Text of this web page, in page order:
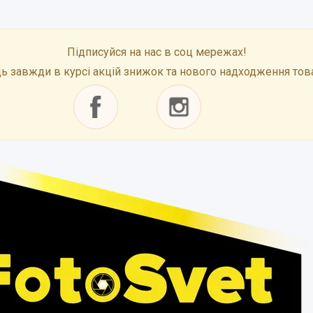
Підписуйся на нас в соц мережах!
завжди в курсі акцій знижок та нового надходження